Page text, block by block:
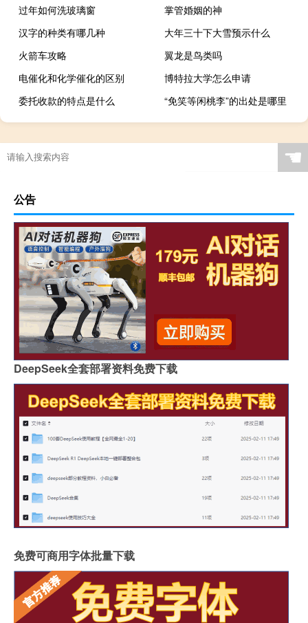
过年如何洗玻璃窗
掌管婚姻的神
汉字的种类有哪几种
大年三十下大雪预示什么
火箭车攻略
翼龙是鸟类吗
电催化和化学催化的区别
博特拉大学怎么申请
委托收款的特点是什么
“免笑等闲桃李”的出处是哪里
☚
公告
DeepSeek全套部署资料免费下载
免费可商用字体批量下载